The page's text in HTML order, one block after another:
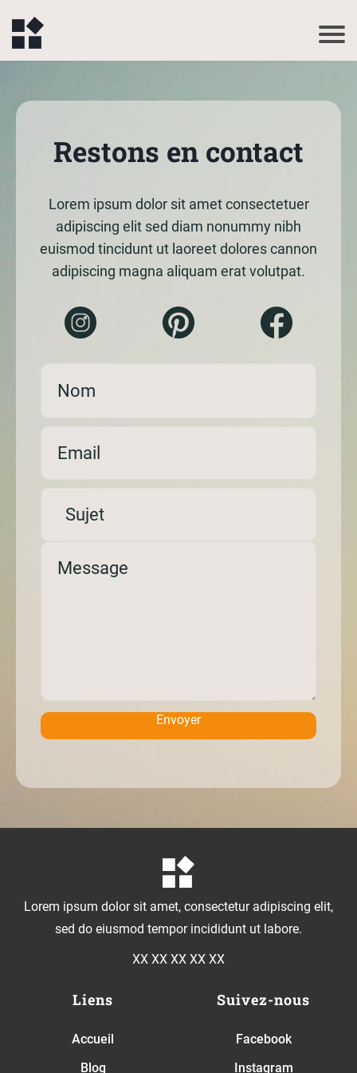
Restons en contact
Lorem ipsum dolor sit amet consectetuer
adipiscing elit sed diam nonummy nibh
euismod tincidunt ut laoreet dolores cannon
adipiscing magna aliquam erat volutpat.
Envoyer
Lorem ipsum dolor sit amet, consectetur adipiscing elit,
sed do eiusmod tempor incididunt ut labore.
XX XX XX XX XX
Liens
Accueil
Blog
Suivez-nous
Facebook
Instagram